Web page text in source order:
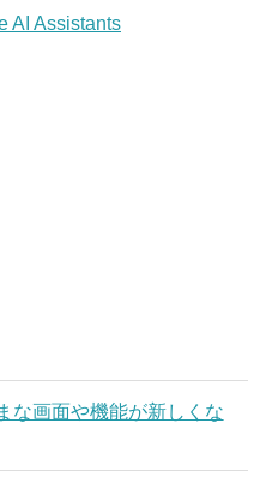
AI Assistants
な画面や機能が新しくな